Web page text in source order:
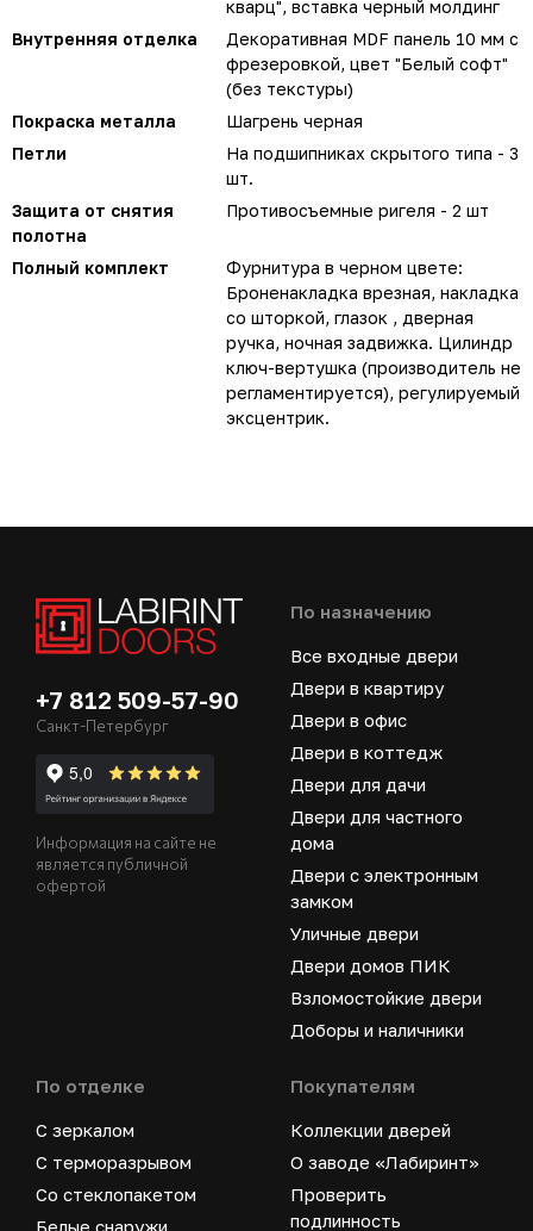
кварц", вставка черный молдинг
Внутренняя отделка
Декоративная MDF панель 10 мм с
фрезеровкой, цвет "Белый софт"
(без текстуры)
Покраска металла
Шагрень черная
Петли
На подшипниках скрытого типа - 3
шт.
Защита от снятия
полотна
Противосъемные ригеля - 2 шт
Полный комплект
Фурнитура в черном цвете:
Броненакладка врезная, накладка
со шторкой, глазок , дверная
ручка, ночная задвижка. Цилиндр
ключ-вертушка (производитель не
регламентируется), регулируемый
эксцентрик.
+7 812 509-57-90
Санкт-Петербург
Информация на сайте не
является публичной
офертой
По назначению
Все входные двери
Двери в квартиру
Двери в офис
Двери в коттедж
Двери для дачи
Двери для частного
дома
Двери с электронным
замком
Уличные двери
Двери домов ПИК
Взломостойкие двери
Доборы и наличники
По отделке
С зеркалом
С терморазрывом
Со стеклопакетом
Белые снаружи
Покупателям
Коллекции дверей
О заводе «Лабиринт»
Проверить
подлинность